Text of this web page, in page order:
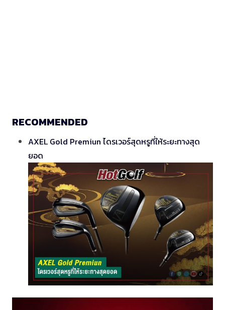
RECOMMENDED
AXEL Gold Premiun ไดรเวอร์สุดหรูที่ให้ระยะทางสุด
ยอด